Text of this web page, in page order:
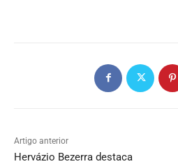
Artigo anterior
Hervázio Bezerra destaca